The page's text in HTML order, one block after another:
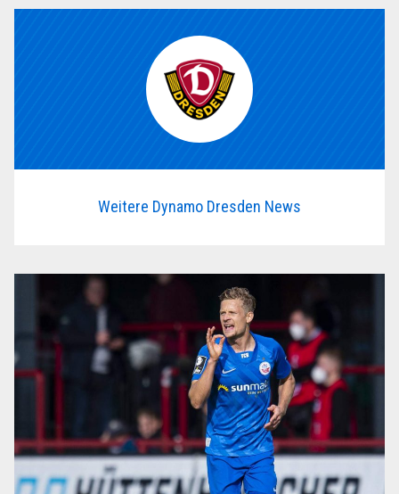
Weitere Dynamo Dresden News